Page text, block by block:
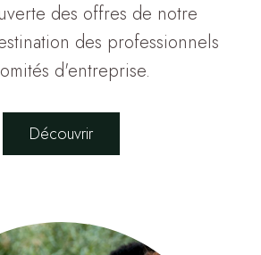
des offres de notre
des professionnels
d'entreprise.
Découvrir